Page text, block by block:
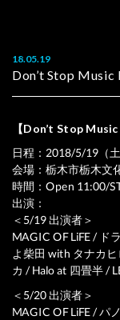
18.05.19
Don’t Stop Music
【Don’t Stop
日程：2018/5/19（
会場：栃木市栃木文
時間：Open 11:00/
出演：
＜5/19 出演者＞
MAGIC OF LiFE / ド
よ柴田 with タナカ
カ / Halo at 四畳半 /
＜5/20 出演者＞
MAGIC OF LiFE / パ